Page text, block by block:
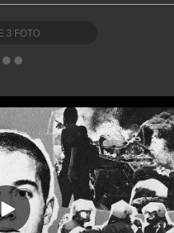
3 FOTO